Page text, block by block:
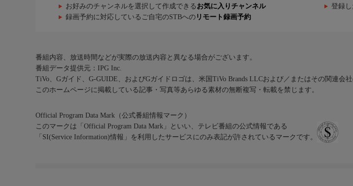
お好みのチャンネルを選択して作成できる お気に入りチャンネル 登録
録画予約に対応しているご自宅のSTBへの リモート録画予約
番組内容、放送時間などが実際の放送内容と異なる場合がございます。
番組データ提供元：IPG Inc.
TiVo、Gガイド、G-GUIDE、およびGガイドロゴは、米国TiVo Brands LLCおよび／またはその関連会
このホームページに掲載している記事・写真等あらゆる素材の無断複写・転載を禁じます。
Official Program Data Mark（公式番組情報マーク）
このマークは「Official Program Data Mark」といい、テレビ番組の公式情報である
「SI(Service Information)情報」を利用したサービスにのみ表記が許されているマークです。